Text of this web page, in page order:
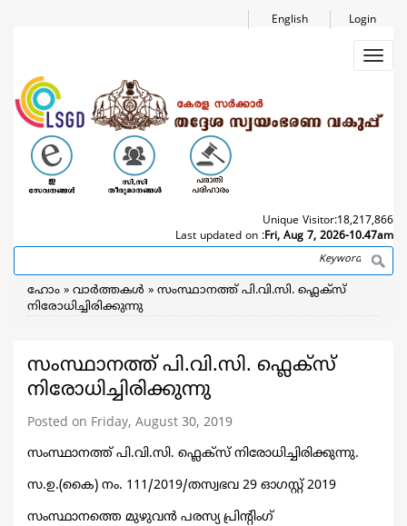
Login
English
Unique Visitor:18,217,866
Last updated on :Fri, Aug 7, 2026-10.47am
Search
Breadcrumb
ഹോം വാര്‍ത്തകള്‍
സംസ്ഥാനത്ത് പി.വി.സി. ഫ്ലെക്സ്
നിരോധിച്ചിരിക്കുന്നു
സംസ്ഥാനത്ത് പി.വി.സി. ഫ്ലെക്സ്
നിരോധിച്ചിരിക്കുന്നു
Posted on Friday, August 30, 2019
സംസ്ഥാനത്ത് പി.വി.സി. ഫ്ലെക്സ് നിരോധിച്ചിരിക്കുന്നു.
സ.ഉ.(കൈ) നം. 111/2019/തസ്വഭവ 29 ഓഗസ്റ്റ്‌ 2019
സംസ്ഥാനത്തെ മുഴുവന്‍ പരസ്യ പ്രിന്‍റിംഗ്